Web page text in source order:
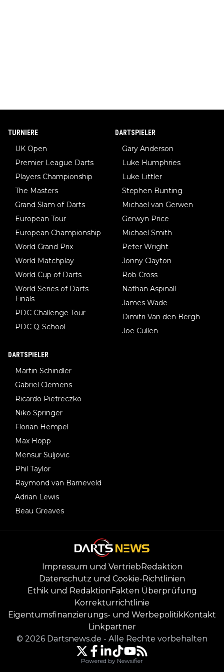
TURNIERE
UK Open
Premier League Darts
Players Championship
The Masters
Grand Slam of Darts
European Tour
European Championship
World Grand Prix
World Matchplay
World Cup of Darts
World Series of Darts
Finals
PDC Challenge Tour
PDC Q-School
DARTSPIELER
Gary Anderson
Luke Humphries
Luke Littler
Stephen Bunting
Michael van Gerwen
Gerwyn Price
Michael Smith
Peter Wright
Jonny Clayton
Rob Cross
Nathan Aspinall
James Wade
Dimitri Van den Bergh
Joe Cullen
DARTSPIELER
Martin Schindler
Gabriel Clemens
Ricardo Pietreczko
Niko Springer
Florian Hempel
Max Hopp
Mensur Suljovic
Phil Taylor
Raymond van Barneveld
Adrian Lewis
Beau Greaves
Impressum und Vertrieb Redaktion
Datenschutz und Cookie-Richtlinien
Ethik und Redaktion Fakten Überprüfung
Korrekturrichtlinie
Eigentumsfinanzierungs- und WerbepolitikKontakt
Linkpartner
© 2026 Dartsnews.de - Alle Rechte vorbehalten
Powered by Newsifier